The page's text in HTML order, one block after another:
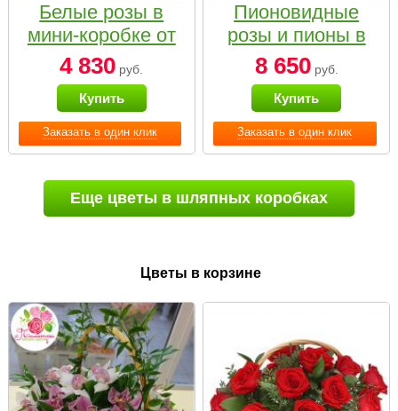
Заказать в один клик
Белые розы в
мини-коробке от
Bella Fiori
4 830 руб.
Купить
Заказать в один клик
Пионовидные
розы и пионы в
белой коробке
Small
8 650руб.
Купить
Еще цветы в шляпных коробках
Цветы в корзине